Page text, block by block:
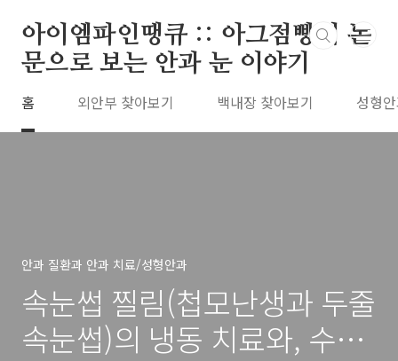
아이엠파인땡큐 :: 아그점빵의 논
문으로 보는 안과 눈 이야기
홈 외안부 찾아보기 백내장 찾아보기 성형
안과 질환과 안과 치료/성형안과
속눈썹 찔림(첩모난생과 두줄
속눈썹)의 냉동 치료와, 수술